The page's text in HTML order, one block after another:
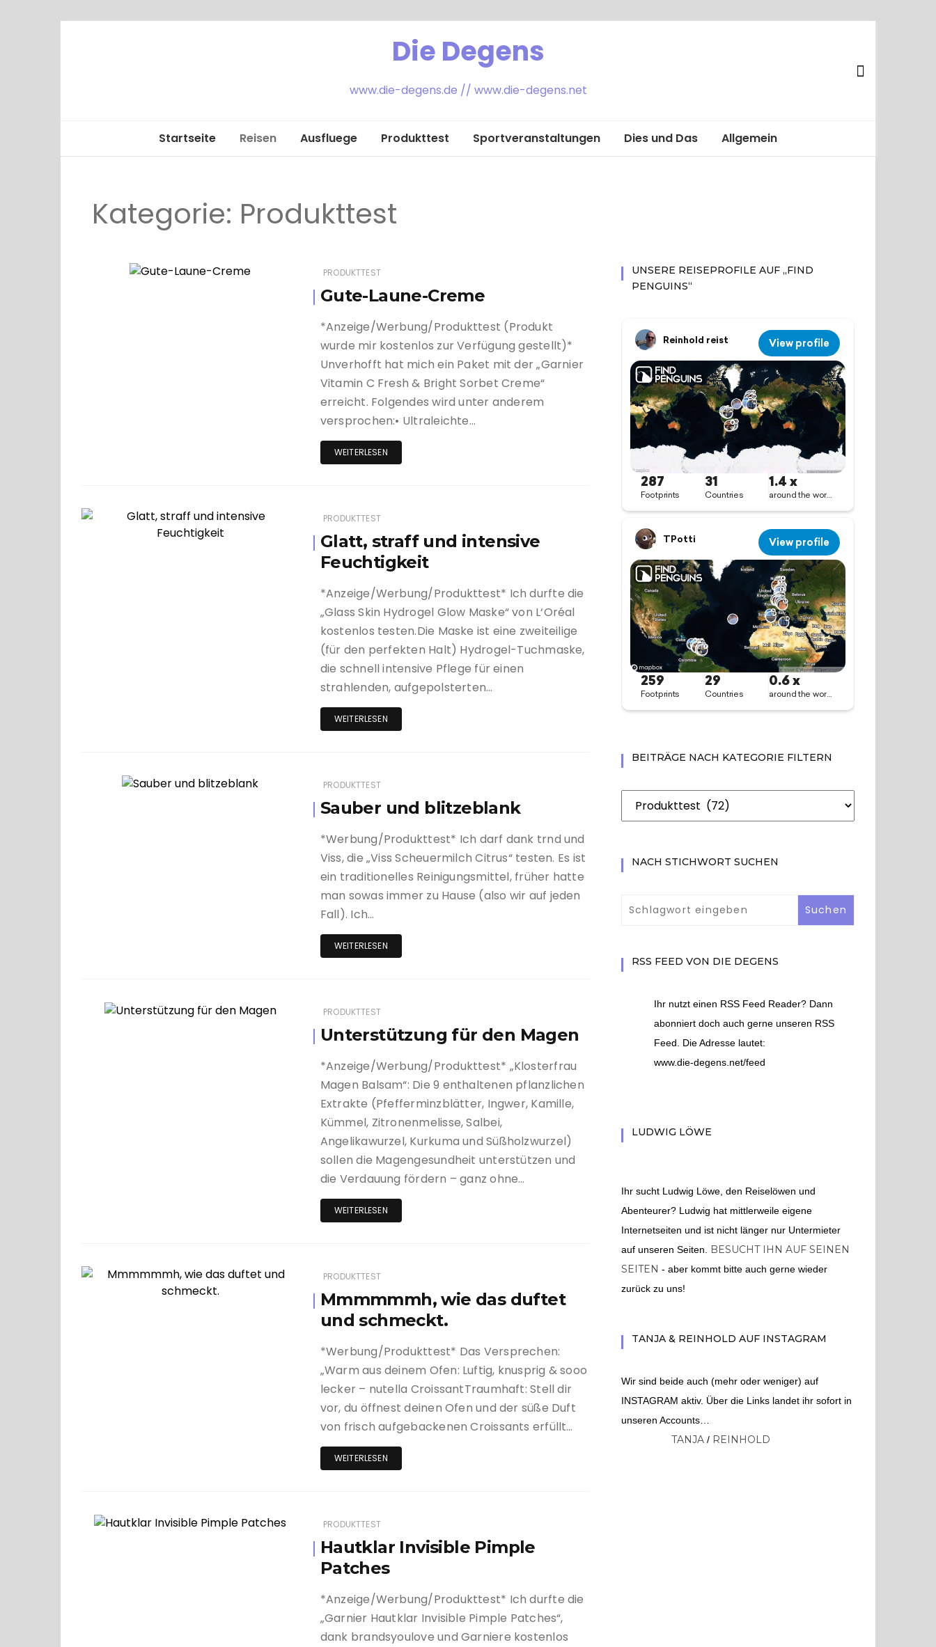
Die Degens
www.die-degens.de // www.die-degens.net
Startseite Reisen
Kreuzfahrt
Ausfluege Produkttest Sportveranstaltungen Dies und Das Allgemein
Kategorie: Produkttest
PRODUKTTEST
Gute-Laune-Creme
*Anzeige/Werbung/Produkttest (Produkt
wurde mir kostenlos zur Verfügung gestellt)*
Unverhofft hat mich ein Paket mit der „Garnier
Vitamin C Fresh & Bright Sorbet Creme“
erreicht. Folgendes wird unter anderem
versprochen:• Ultraleichte…
WEITERLESEN
PRODUKTTEST
Glatt, straff und intensive
Feuchtigkeit
*Anzeige/Werbung/Produkttest* Ich durfte die
„Glass Skin Hydrogel Glow Maske“ von L‘Oréal
kostenlos testen.Die Maske ist eine zweiteilige
(für den perfekten Halt) Hydrogel-Tuchmaske,
die schnell intensive Pflege für einen
strahlenden, aufgepolsterten…
WEITERLESEN
PRODUKTTEST
Sauber und blitzeblank
*Werbung/Produkttest* Ich darf dank trnd und
Viss, die „Viss Scheuermilch Citrus“ testen. Es ist
ein traditionelles Reinigungsmittel, früher hatte
man sowas immer zu Hause (also wir auf jeden
Fall). Ich…
WEITERLESEN
PRODUKTTEST
Unterstützung für den Magen
*Anzeige/Werbung/Produkttest* „Klosterfrau
Magen Balsam“: Die 9 enthaltenen pflanzlichen
Extrakte (Pfefferminzblätter, Ingwer, Kamille,
Kümmel, Zitronenmelisse, Salbei,
Angelikawurzel, Kurkuma und Süßholzwurzel)
sollen die Magengesundheit unterstützen und
die Verdauung fördern – ganz ohne…
WEITERLESEN
PRODUKTTEST
Mmmmmmh, wie das duftet
und schmeckt.
*Werbung/Produkttest* Das Versprechen:
„Warm aus deinem Ofen: Luftig, knusprig & sooo
lecker – nutella CroissantTraumhaft: Stell dir
vor, du öffnest deinen Ofen und der süße Duft
von frisch aufgebackenen Croissants erfüllt…
WEITERLESEN
PRODUKTTEST
Hautklar Invisible Pimple
Patches
*Anzeige/Werbung/Produkttest* Ich durfte die
„Garnier Hautklar Invisible Pimple Patches“,
dank brandsyoulove und Garniere kostenlos
UNSERE REISEPROFILE AUF „FIND
PENGUINS“
BEITRÄGE NACH KATEGORIE FILTERN
Beiträge
nach
NACH STICHWORT SUCHEN
RSS FEED VON DIE DEGENS
Ihr nutzt einen RSS Feed Reader? Dann
abonniert doch auch gerne unseren RSS
Feed. Die Adresse lautet:
www.die-degens.net/feed
LUDWIG LÖWE
Ihr sucht Ludwig Löwe, den Reiselöwen und
Abenteurer? Ludwig hat mittlerweile eigene
Internetseiten und ist nicht länger nur Untermieter
auf unseren Seiten.
BESUCHT IHN AUF SEINEN
SEITEN - aber kommt bitte auch gerne wieder
zurück zu uns!
TANJA & REINHOLD AUF INSTAGRAM
Wir sind beide auch (mehr oder weniger) auf
INSTAGRAM aktiv. Über die Links landet ihr sofort in
unseren Accounts…
TANJA / REINHOLD